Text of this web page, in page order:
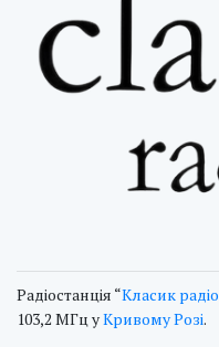
Радіостанція “Класик радіо
103,2 МГц уКривому Розі.